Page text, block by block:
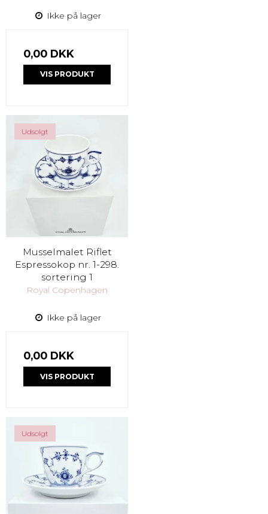
Ikke på lager
0,00 DKK
VIS PRODUKT
Udsolgt
Musselmalet Riflet
Espressokop nr. 1-298.
sortering 1
Royal Copenhagen
Ikke på lager
0,00 DKK
VIS PRODUKT
Udsolgt